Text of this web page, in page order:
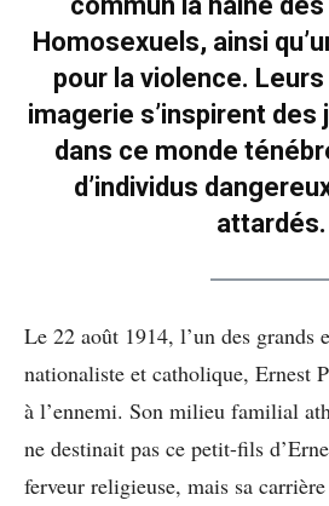
Homosexuels, ainsi
pour la violence.
imagerie s’inspirent des
dans ce monde
d’individus
attardés.
Le 22 août 1914, l’un des grands
nationaliste et catholique, Ernest
à l’ennemi. Son milieu familial
ne destinait pas ce petit-fils
ferveur religieuse, mais sa carrière